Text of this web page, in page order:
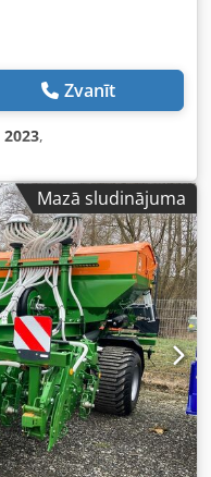
Zvanīt
2023,
Mazā sludinājuma